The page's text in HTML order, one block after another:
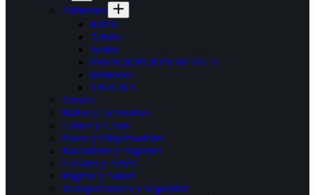
Alimentos
Kitten
Adulto
Senior
PRESCRIPCIÓN MÉDICA
Húmedos
SNACKS
Arenas
Baños y Accesorios
Camas y Casas
Platos y Dispensadores
Rascadores y Juguetes
Collares y Arnés
Higiene y Salud
Transportadores y Seguridad